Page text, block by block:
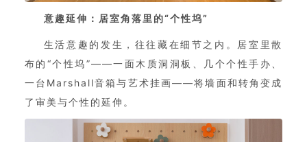
意趣延伸：居室角落里的“个性坞”
生活意趣的发生，往往藏在细节之内。居室里散
布的“个性坞”——一面木质洞洞板、几个个性手办、
一台Marshall音箱与艺术挂画——将墙面和转角变成
了审美与个性的延伸。